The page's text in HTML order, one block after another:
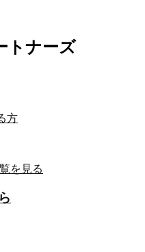
トナーズ
方
を見る